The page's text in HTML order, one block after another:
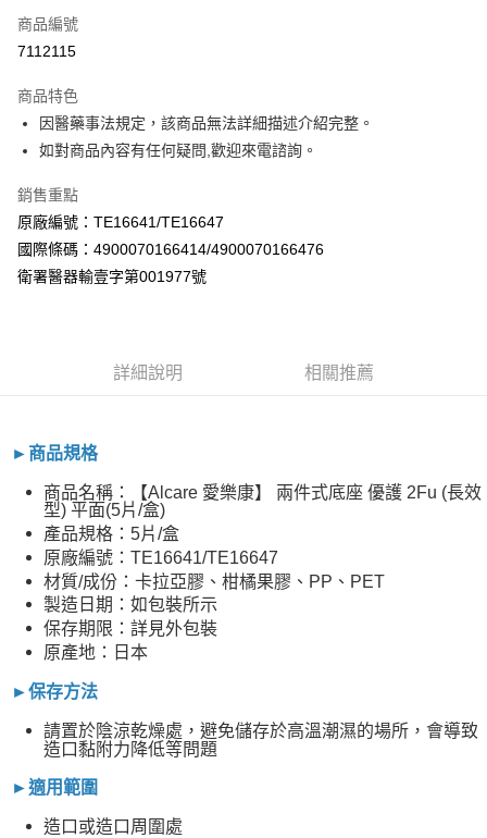
超商取貨付款
運送方式
每筆NT$60，滿NT$800(含以上)免運費
每筆NT$60，滿NT$800(含以上)免運費
商品編號
7112115
商品特色
因醫藥事法規定，該商品無法詳細描述介紹完整。
如對商品內容有任何疑問,歡迎來電諮詢。
銷售重點
原廠編號：TE16641/TE16647
國際條碼：4900070166414/4900070166476
衛署醫器輸壹字第001977號
詳細說明 相關推薦
►商品規格
商品名稱：【Alcare 愛樂康】 兩件式底座 優護 2Fu (長效
型) 平面(5片/盒)
產品規格：5片/盒
原廠編號：TE16641/TE16647
材質/成份：卡拉亞膠、柑橘果膠、PP、PET
製造日期：如包裝所示
保存期限：詳見外包裝
原產地：日本
►保存方法
請置於陰涼乾燥處，避免儲存於高溫潮濕的場所，會導致
造口黏附力降低等問題
►適用範圍
造口或造口周圍處